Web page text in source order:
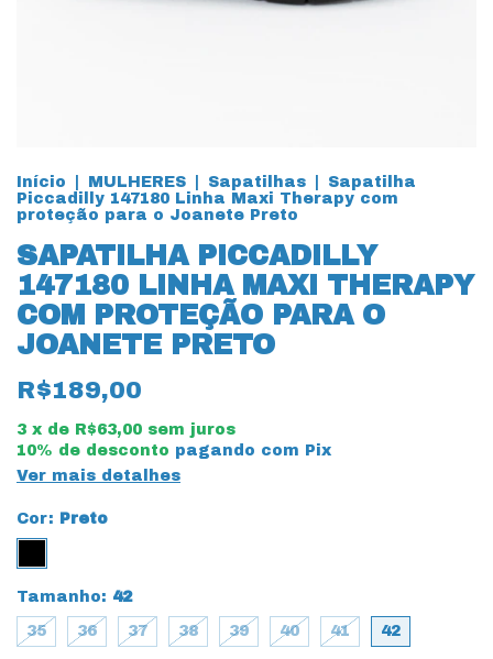
Início MULHERES Sapatilhas
Sapatilha
Piccadilly 147180 Linha Maxi Therapy com
proteção para o Joanete Preto
SAPATILHA PICCADILLY
147180 LINHA MAXI THERAPY
COM PROTEÇÃO PARA O
JOANETE PRETO
R$189,00
3 x de R$63,00 sem juros
10% de desconto pagando com Pix
Ver mais detalhes
Cor: Preto
Tamanho: 42
35 36 37 38 39 40 41 42